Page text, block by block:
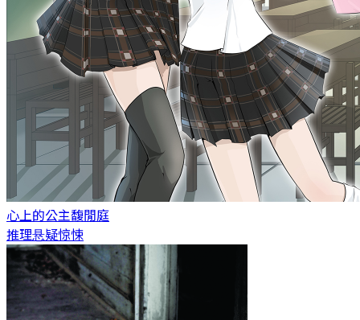
心上的公主馥閒庭
推理悬疑惊悚